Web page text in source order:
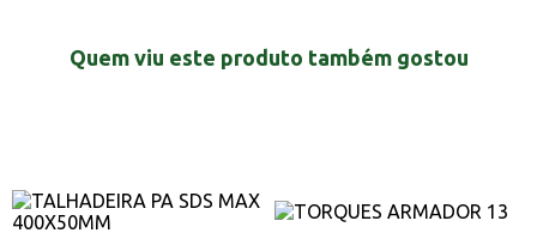
Quem viu este produto também gostou